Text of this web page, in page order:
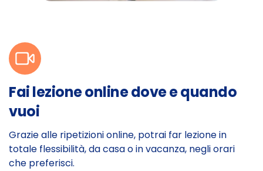
Fai lezione online dove e quando
vuoi
Grazie alle ripetizioni online, potrai far lezione in
totale flessibilità, da casa o in vacanza, negli orari
che preferisci.